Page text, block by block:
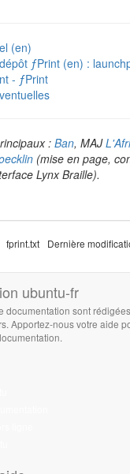
(en)
ƒPrint (en) :
- ƒPrint
: Ban, MAJ
(mise en page,
Lynx Braille).
fprint.txt Dernière
ubuntu-fr
documentation sont
Apportez-nous votre aide